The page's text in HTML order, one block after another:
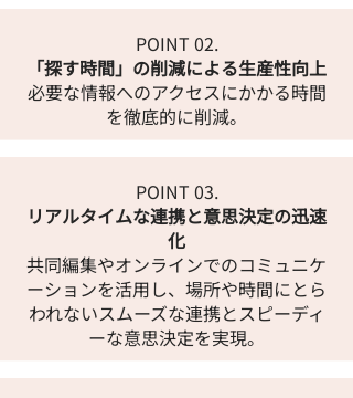
POINT 02.
「探す時間」の削減による生産性向上
必要な情報へのアクセスにかかる時間
を徹底的に削減。
POINT 03.
リアルタイムな連携と意思決定の迅速
化
共同編集やオンラインでのコミュニケ
ーションを活用し、場所や時間にとら
われないスムーズな連携とスピーディ
ーな意思決定を実現。